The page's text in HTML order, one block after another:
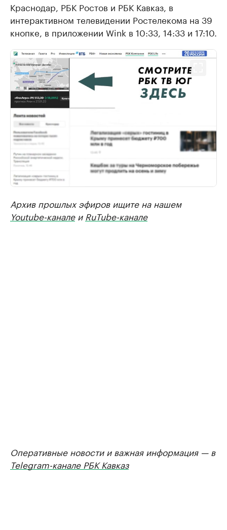
Краснодар, РБК Ростов и РБК Кавказ, в
интерактивном телевидении Ростелекома на 39
кнопке, в приложении Wink в 10:33, 14:33 и 17:10.
Архив прошлых эфиров ищите на нашем
Youtube-каналеи RuTube-канале
Оперативные новости и важная информация — в
Telegram-канале РБК Кавказ